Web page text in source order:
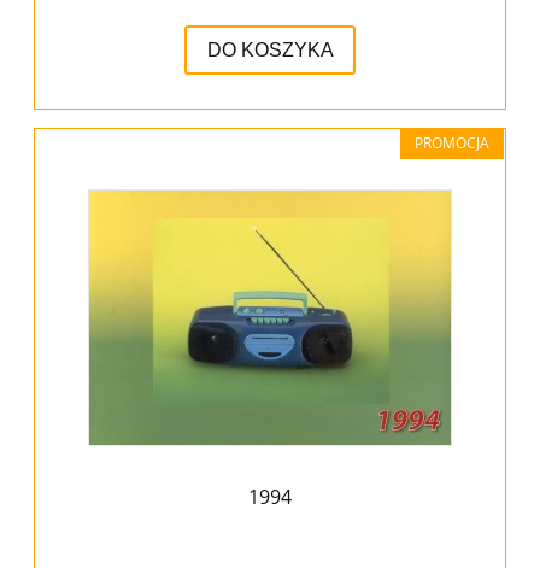
DO KOSZYKA
1994
PROMOCJA